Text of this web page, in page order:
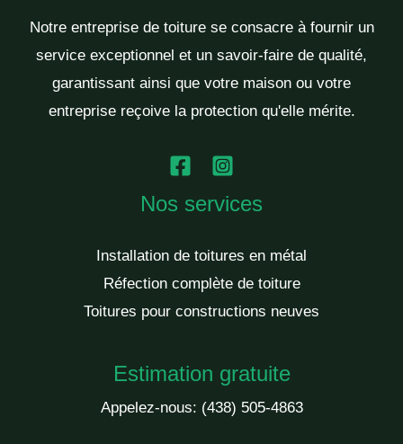
Notre entreprise de toiture se consacre à fournir un
service exceptionnel et un savoir-faire de qualité,
garantissant ainsi que votre maison ou votre
entreprise reçoive la protection qu'elle mérite.
Nos services
Installation de toitures en métal
Réfection complète de toiture
Toitures pour constructions neuves
Estimation gratuite
Appelez-nous: (438) 505-4863